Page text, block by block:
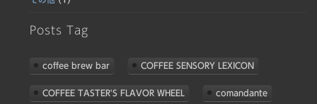
Posts Tag
coffee brew bar COFFEE SENSORY LEXICON
COFFEE TASTER'S FLAVOR WHEEL comandante